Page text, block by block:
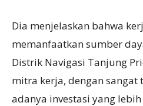
Dia menjelaskan bahwa
memanfaatkan sumber
Distrik Navigasi Tanjung
mitra kerja, dengan
adanya investasi yang